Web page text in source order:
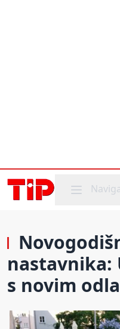
Mobile
nastavnika:
s novim